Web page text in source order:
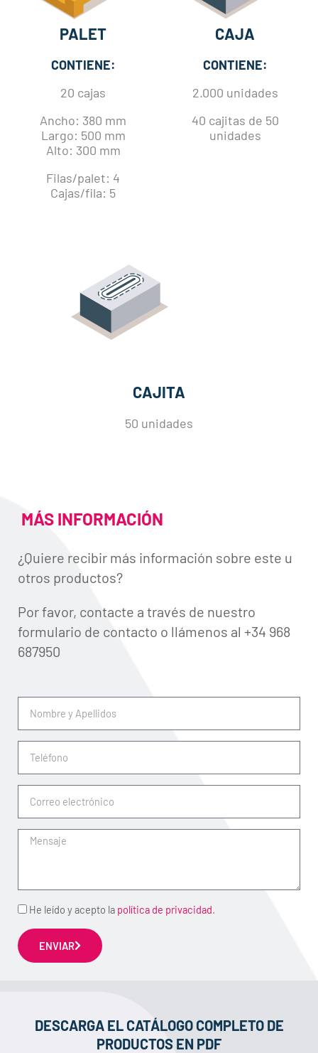
PALET
CONTIENE:
20 cajas
Ancho: 380 mm
Largo: 500 mm
Alto: 300 mm
Filas/palet: 4
Cajas/fila: 5
CAJA
CONTIENE:
2.000 unidades
40 cajitas de 50
unidades
CAJITA
50 unidades
MÁS INFORMACIÓN
¿Quiere recibir más información sobre este u
otros productos?
Por favor, contacte a través de nuestro
formulario de contacto o llámenos al +34 968
687950
Apellidos
electrónico
Mensaje
Acepto
He leído y acepto la política de privacidad.
ENVIAR
DESCARGA EL CATÁLOGO COMPLETO DE
PRODUCTOS EN PDF